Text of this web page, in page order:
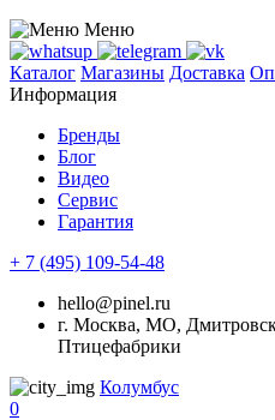
Меню
Каталог Магазины Доставка
Информация
Бренды
Блог
Видео
Сервис
Гарантия
+ 7 (495) 109-54-48
hello@pinel.ru
г. Москва, МО,
Птицефабрики
Колумбус
0